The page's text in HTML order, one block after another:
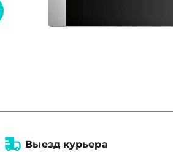
Выезд курьера